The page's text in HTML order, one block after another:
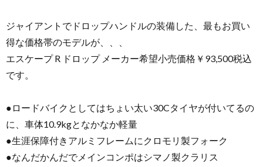
ジャイアントでドロップハンドルの装備した、最もお買い
得な価格帯のモデルが、、、
エスケープ R ドロップ メーカー希望小売価格￥93,500税込
です。
●ロードバイクとしてはちょい太い30Cタイヤが付いてるの
に、車体10.9kgとなかなか軽量
●生涯保障付きアルミフレームにクロモリ製フォーク
●なんだかんだでメインコンポはシマノ製クラリス